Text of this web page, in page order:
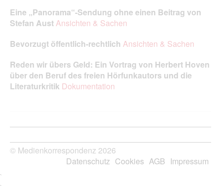
Eine „Panorama“-Sendung ohne einen Beitrag von
Stefan AustAnsichten & Sachen
Bevorzugt öffentlich-rechtlich Ansichten & Sachen
Reden wir übers Geld: Ein Vortrag von Herbert Hoven
über den Beruf des freien Hörfunkautors und die
Literaturkritik Dokumentation
© Medienkorrespondenz 2026
Datenschutz Cookies AGB Impressum
`